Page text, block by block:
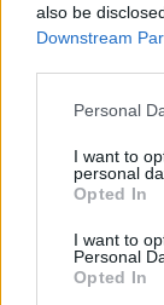
also be
Downstream
Personal
I want to
personal
Opted In
I want to
Personal
Opted In
KEDVES
tartozik,
Az előfizetés
kötéslistái